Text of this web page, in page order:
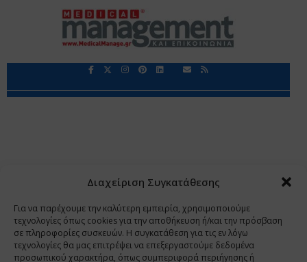
Διαχείριση Συγκατάθεσης
Για να παρέχουμε την καλύτερη εμπειρία, χρησιμοποιούμε
τεχνολογίες όπως cookies για την αποθήκευση ή/και την πρόσβαση
σε πληροφορίες συσκευών. Η συγκατάθεση για τις εν λόγω
τεχνολογίες θα μας επιτρέψει να επεξεργαστούμε δεδομένα
προσωπικού χαρακτήρα, όπως συμπεριφορά περιήγησης ή
Copyright 2009 - 2026 © Χαραμή Α.Ε.
www.PharmaManage.gr • www.HealthExpo.gr • www.YO.gr